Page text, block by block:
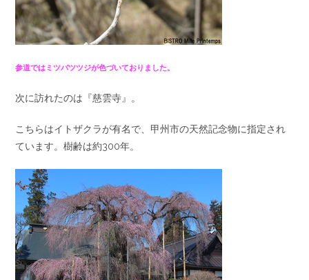
参道ではミツバツツジが色づいておりました。
次に訪れたのは『慈雲寺』。
こちらはイトザクラが有名で、甲州市の天然記念物に指定され
ています。樹齢は約300年。